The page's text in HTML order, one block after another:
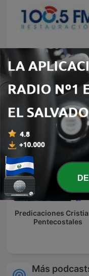
Predicaciones
Pentecostales
Más